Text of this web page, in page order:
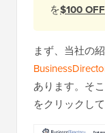
を$100 OFF
まず、当社の
あります。そ
をクリックして